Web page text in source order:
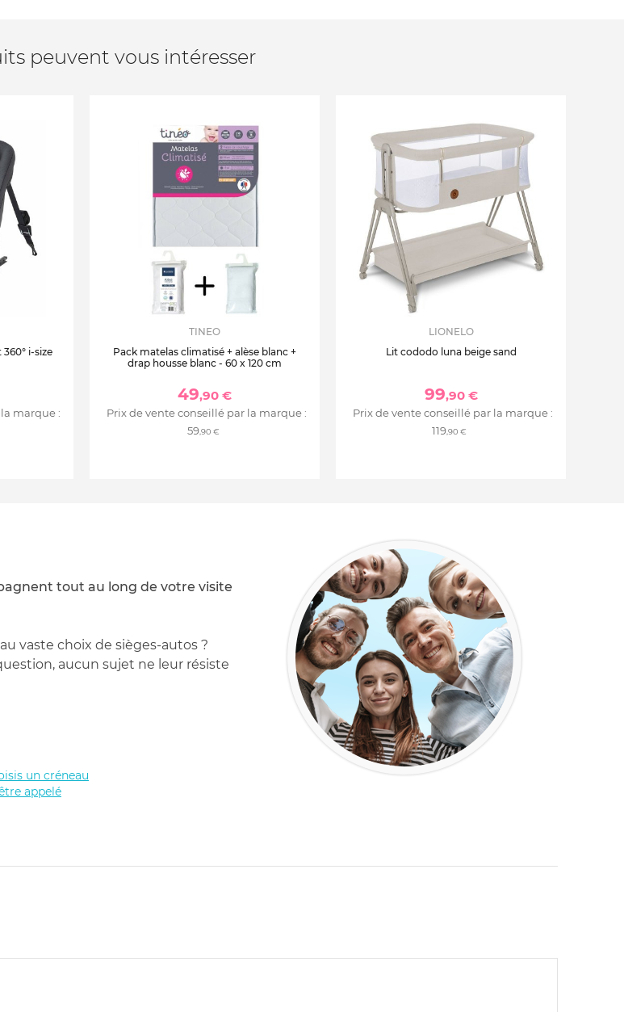
peuvent vous intéresser
i-size
marque :
TINEO
Pack matelas climatisé + alèse blanc +
drap housse blanc - 60 x 120 cm
49,90 €
Prix de vente conseillé par la marque :
59,90 €
LIONELO
Lit cododo luna beige sand
99,90 €
Prix de vente conseillé par la marque :
119,90 €
tout au long de votre visite
vaste choix de sièges-autos ?
aucun sujet ne leur résiste
un créneau
appelé